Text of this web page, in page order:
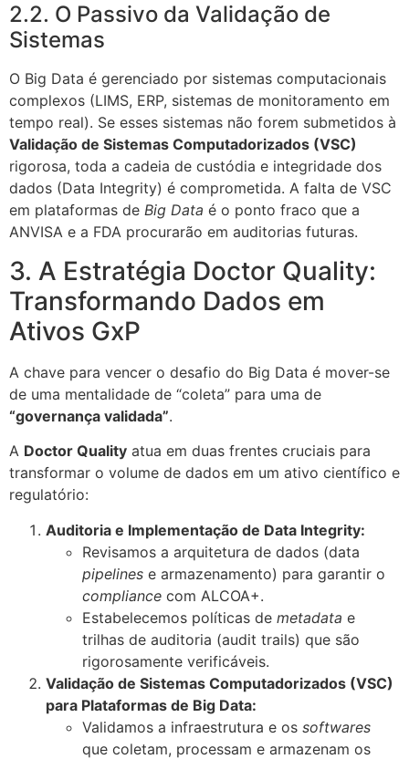
2.2. O Passivo da Validação de
Sistemas
O Big Data é gerenciado por sistemas computacionais
complexos (LIMS, ERP, sistemas de monitoramento em
tempo real). Se esses sistemas não forem submetidos à
Validação de Sistemas Computadorizados (VSC)
rigorosa, toda a cadeia de custódia e integridade dos
dados (Data Integrity) é comprometida. A falta de VSC
em plataformas de Big Data é o ponto fraco que a
ANVISA e a FDA procurarão em auditorias futuras.
3. A Estratégia Doctor Quality:
Transformando Dados em
Ativos GxP
A chave para vencer o desafio do Big Data é mover-se
de uma mentalidade de “coleta” para uma de
“governança validada”.
A Doctor Quality atua em duas frentes cruciais para
transformar o volume de dados em um ativo científico e
regulatório:
Auditoria e Implementação de Data Integrity:
Revisamos a arquitetura de dados (data
pipelines e armazenamento) para garantir o
compliance com ALCOA+.
Estabelecemos políticas de metadata e
trilhas de auditoria (audit trails) que são
rigorosamente verificáveis.
Validação de Sistemas Computadorizados (VSC)
para Plataformas de Big Data:
Validamos a infraestrutura e os softwares
que coletam, processam e armazenam os